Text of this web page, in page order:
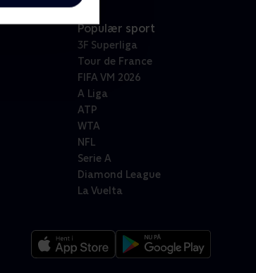
Populær sport
3F Superliga
Tour de France
FIFA VM 2026
A Liga
ATP
WTA
NFL
Serie A
Diamond League
La Vuelta